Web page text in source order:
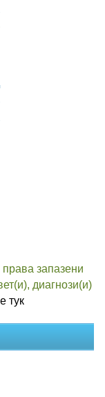
запазени
диагнози(и)
тук